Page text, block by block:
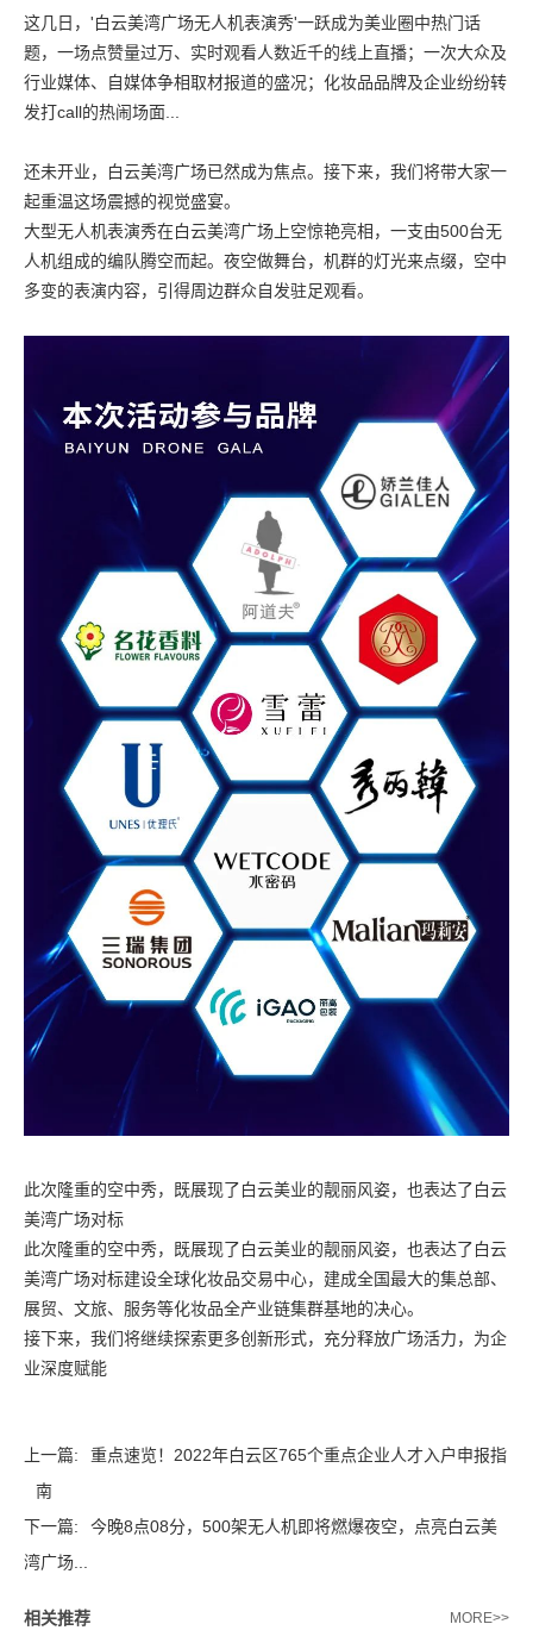
这几日，'白云美湾广场无人机表演秀'一跃成为美业圈中热门话
题，一场点赞量过万、实时观看人数近千的线上直播；一次大众及
行业媒体、自媒体争相取材报道的盛况；化妆品品牌及企业纷纷转
发打call的热闹场面...
还未开业，白云美湾广场已然成为焦点。接下来，我们将带大家一
起重温这场震撼的视觉盛宴。
大型无人机表演秀在白云美湾广场上空惊艳亮相，一支由500台无
人机组成的编队腾空而起。夜空做舞台，机群的灯光来点缀，空中
多变的表演内容，引得周边群众自发驻足观看。
此次隆重的空中秀，既展现了白云美业的靓丽风姿，也表达了白云
美湾广场对标
此次隆重的空中秀，既展现了白云美业的靓丽风姿，也表达了白云
美湾广场对标建设全球化妆品交易中心，建成全国最大的集总部、
展贸、文旅、服务等化妆品全产业链集群基地的决心。
接下来，我们将继续探索更多创新形式，充分释放广场活力，为企
业深度赋能
上一篇:
重点速览！2022年白云区765个重点企业人才入户申报指
南
下一篇:
今晚8点08分，500架无人机即将燃爆夜空，点亮白云美
湾广场...
相关推荐 MORE>>